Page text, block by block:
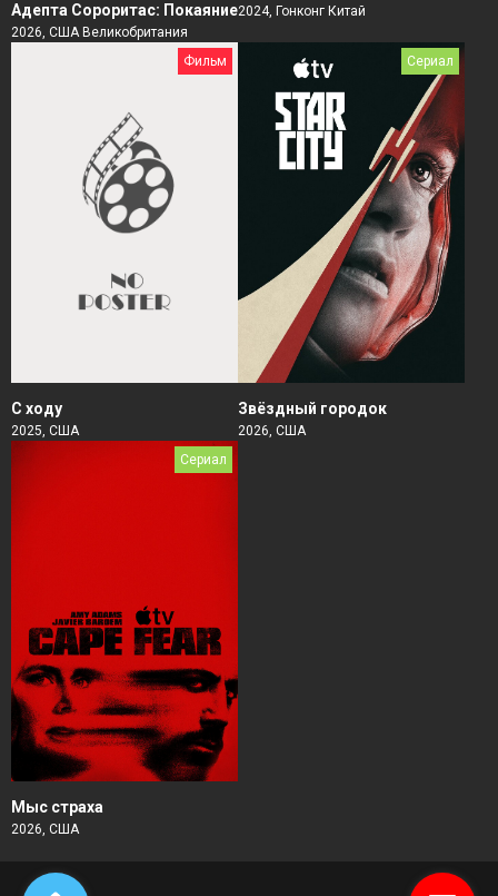
Адепта Сороритас: Покаяние
2026, США Великобритания
2024, Гонконг Китай
Фильм
С ходу
2025, США
Сериал
Звёздный городок
2026, США
Сериал
Мыс страха
2026, США